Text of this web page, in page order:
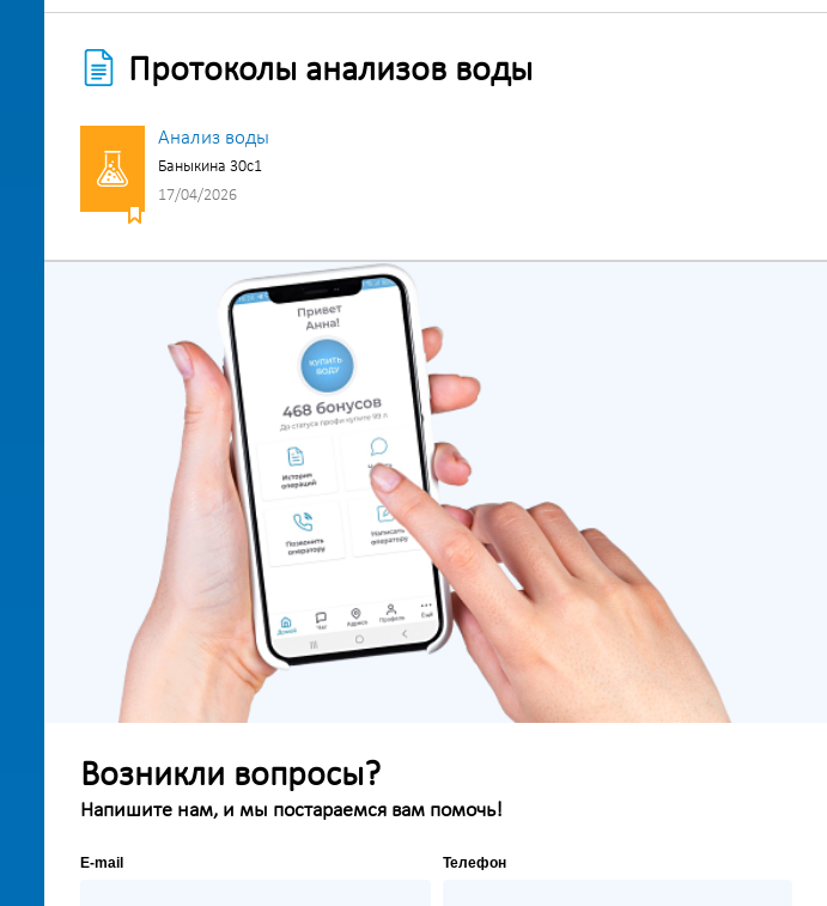
Протоколы анализов воды
Анализ воды
Баныкина 30с1
17/04/2026
Возникли вопросы?
Напишите нам, и мы постараемся вам помочь!
E-mail Телефон